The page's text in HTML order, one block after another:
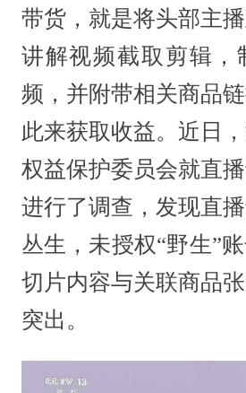
带货，就是将头部主
讲解视频截取剪辑，
频，并附带相关商品
此来获取收益。近日
权益保护委员会就直
进行了调查，发现直
丛生，未授权“野生”
切片内容与关联商品
突出。